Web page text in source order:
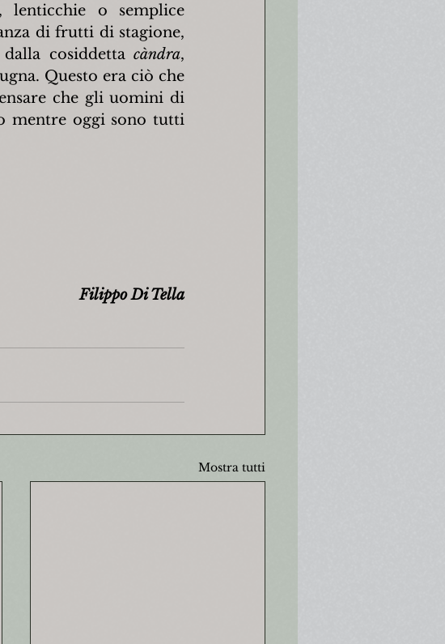
o semplice
di frutti di stagione,
dalla cosiddetta càndra,
Questo era ciò che
che gli uomini di
mentre oggi sono tutti
Filippo Di Tella
Mostra tutti